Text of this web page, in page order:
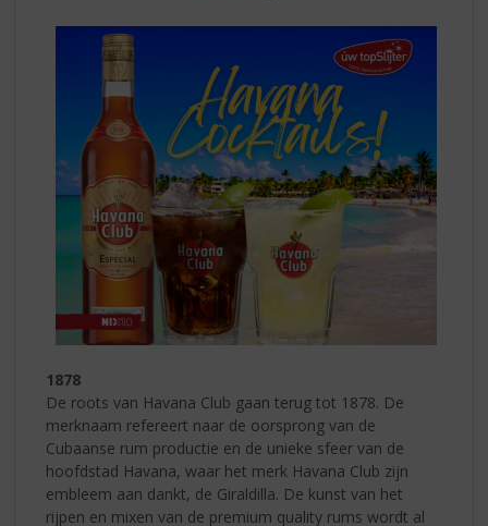
1878
De roots van Havana Club gaan terug tot 1878. De
merknaam refereert naar de oorsprong van de
Cubaanse rum productie en de unieke sfeer van de
hoofdstad Havana, waar het merk Havana Club zijn
embleem aan dankt, de Giraldilla. De kunst van het
rijpen en mixen van de premium quality rums wordt al